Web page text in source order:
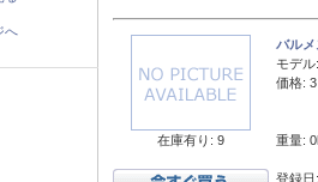
へ
在庫有り: 9
バル
モデル:
価格:
重量:
登録